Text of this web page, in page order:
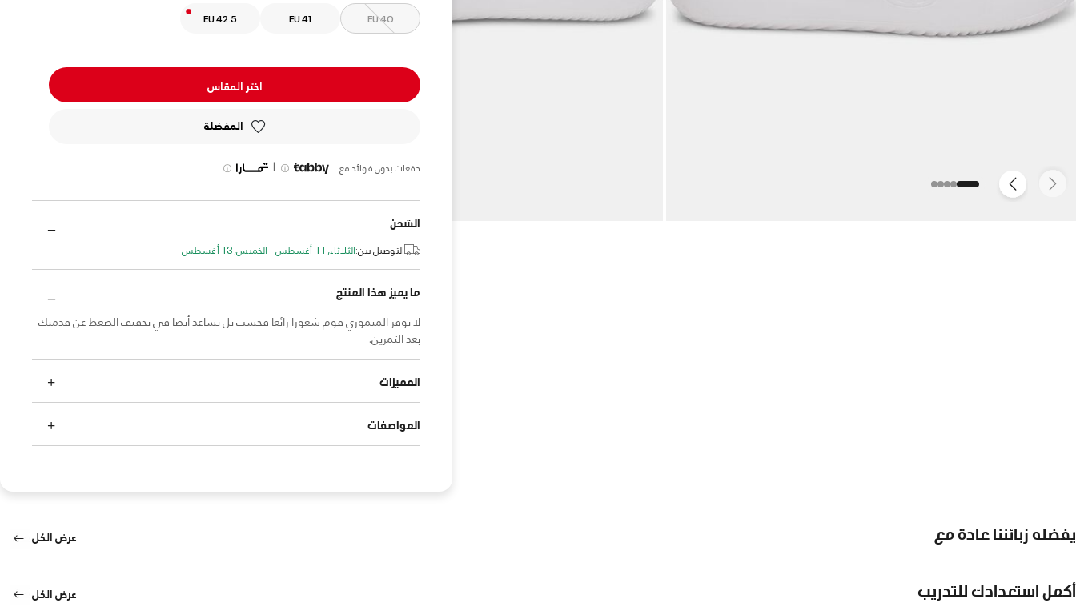
EU 40
EU 41
EU 42.5
اختر المقاس
المفضلة
دفعات بدون فوائد مع |
الشحن
التوصيل بين:الثلاثاء, 11 أغسطس - الخميس, 13 أغسطس
ما يميز هذا المنتج
لا يوفر الميموري فوم شعورا رائعا فحسب بل يساعد أيضا في تخفيف الضغط عن قدميك
بعد التمرين.
المميزات
المواصفات
يفضله زبائننا عادة مع عرض الكل
أكمل استعدادك للتدريب عرض الكل